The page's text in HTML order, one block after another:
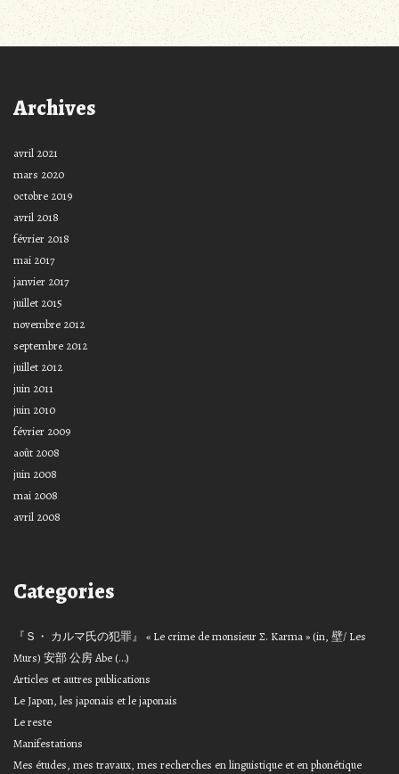
Archives
avril 2021
mars 2020
octobre 2019
avril 2018
février 2018
mai 2017
janvier 2017
juillet 2015
novembre 2012
septembre 2012
juillet 2012
juin 2011
juin 2010
février 2009
août 2008
juin 2008
mai 2008
avril 2008
Categories
『Ｓ・ カルマ氏の犯罪』 « Le crime de monsieur Σ. Karma » (in, 壁/ Les
Murs) 安部 公房 Abe (…)
Articles et autres publications
Le Japon, les japonais et le japonais
Le reste
Manifestations
Mes études, mes travaux, mes recherches en linguistique et en phonétique